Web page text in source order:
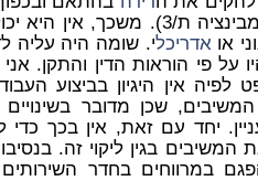
תקן (סעיף 8.8 להסכם הקומבינציה ת/
אואדריכלי. שומה היה עליה
על פי הוראות הדין והתקן.
אין היגיון בביצוע
שכן מדובר
יחד עם זאת, אין בכך
בגין ליקוי זה.
במרווחים בחדר